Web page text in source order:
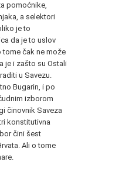
pomoćnike,
a selektori
je to
da je to uslov
tome čak ne može
je i zašto su Ostali
u Savezu.
Bugarin, i po
izborom
činovnik Saveza
konstitutivna
čini šest
Ali o tome